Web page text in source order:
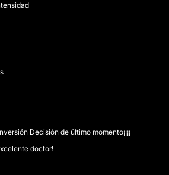
Decisión de último momento¡¡¡¡
doctor!